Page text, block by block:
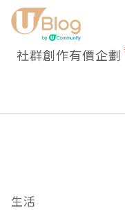
社群創作有價企劃
生活